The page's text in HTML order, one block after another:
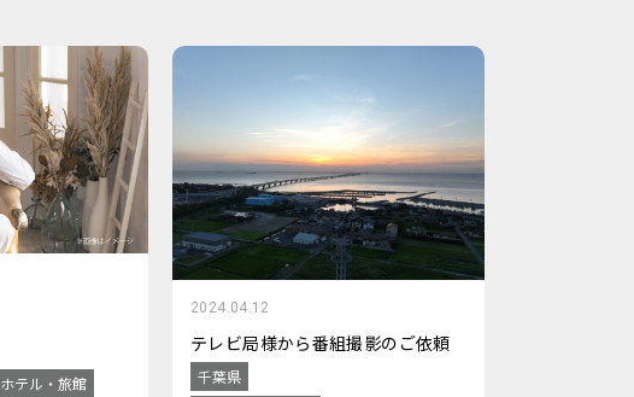
ホテル・旅館
2024.04.12
テレビ局様から番組撮影のご依頼
千葉県